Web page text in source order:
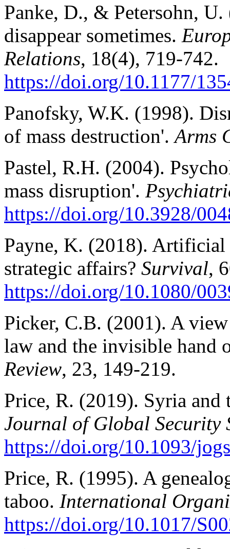
Panke, D., & Petersohn,
disappear sometimes.
Relations, 18(4), 719-742.
https://doi.org/10.1177/
Panofsky, W.K. (1998).
of mass destruction'. Arms
Pastel, R.H. (2004).
mass disruption'.
https://doi.org/10.3928/
Payne, K. (2018).
strategic affairs? Survival,
https://doi.org/10.1080/
Picker, C.B. (2001). A
law and the invisible hand
Review, 23, 149-219.
Price, R. (2019). Syria and
Journal of Global Security
https://doi.org/10.1093/
Price, R. (1995). A
taboo. International
https://doi.org/10.1017/